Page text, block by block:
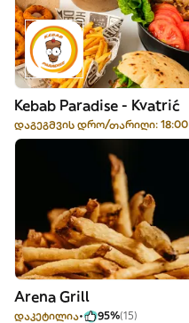
Kebab Paradise - Kvatrić
დაგეგმვის დრო/თარიღი: 18:00
Arena Grill
დაკეტილია 95%(15)